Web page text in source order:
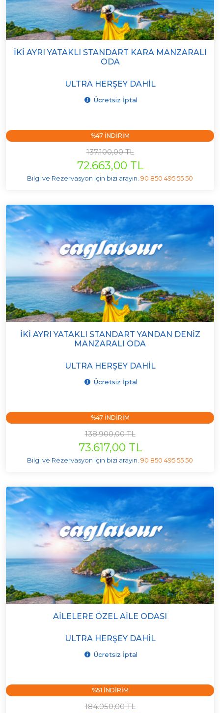
İKI AYRI YATAKLI STANDART KARA MANZARALI
ODA
ULTRA HERŞEY DAHIL
Ücretsiz İptal
%47 INDIRIM
137.100,00 TL
72.663,00 TL
Bilgi ve Rezervasyon için bizi arayın. 90 850 495 55 50
İKI AYRI YATAKLI STANDART YANDAN DENIZ
MANZARALI ODA
ULTRA HERŞEY DAHIL
Ücretsiz İptal
%47 INDIRIM
138.900,00 TL
73.617,00 TL
Bilgi ve Rezervasyon için bizi arayın. 90 850 495 55 50
AILELERE ÖZEL AILE ODASI
ULTRA HERŞEY DAHIL
Ücretsiz İptal
%51 INDIRIM
184.050,00 TL